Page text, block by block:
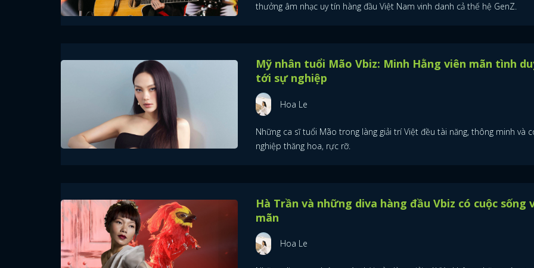
thưởng âm nhạc uy tín hàng đầu Việt Nam vinh danh cả thế hệ GenZ.
Mỹ nhân tuổi Mão Vbiz: Minh Hằng viên mãn tình
tới sự nghiệp
Hoa Le
Những ca sĩ tuổi Mão trong làng giải trí Việt đều tài năng, thông minh và
nghiệp thăng hoa, rực rỡ.
Hà Trần và những diva hàng đầu Vbiz có cuộc sống
mãn
Hoa Le